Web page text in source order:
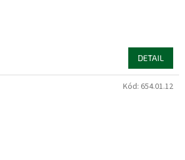
DETAIL
Kód: 654.01.12